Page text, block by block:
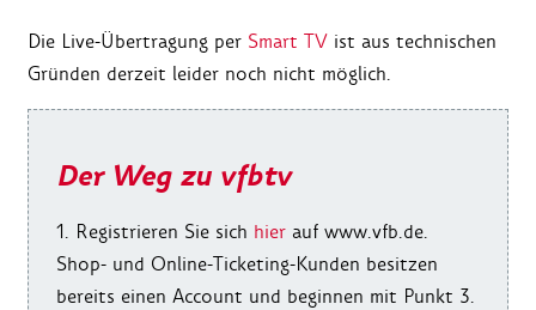
Die Live-Übertragung per Smart TV ist aus technischen
Gründen derzeit leider noch nicht möglich.
Der Weg zu vfbtv
1. Registrieren Sie sich hier auf www.vfb.de.
Shop- und Online-Ticketing-Kunden besitzen
bereits einen Account und beginnen mit Punkt 3.